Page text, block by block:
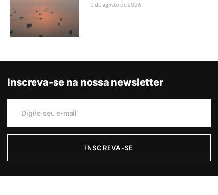
5 de agosto de 2026
Inscreva-se na nossa newsletter
INSCREVA-SE